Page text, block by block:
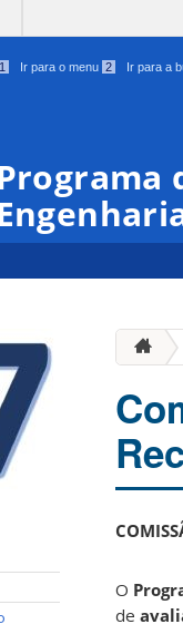
1 Ir para o menu 2 Ir para a
O
de